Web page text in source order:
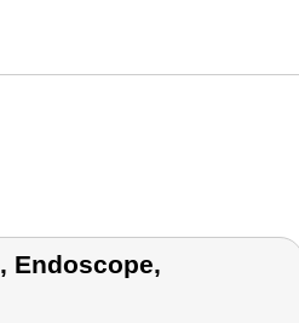
Endoscope,